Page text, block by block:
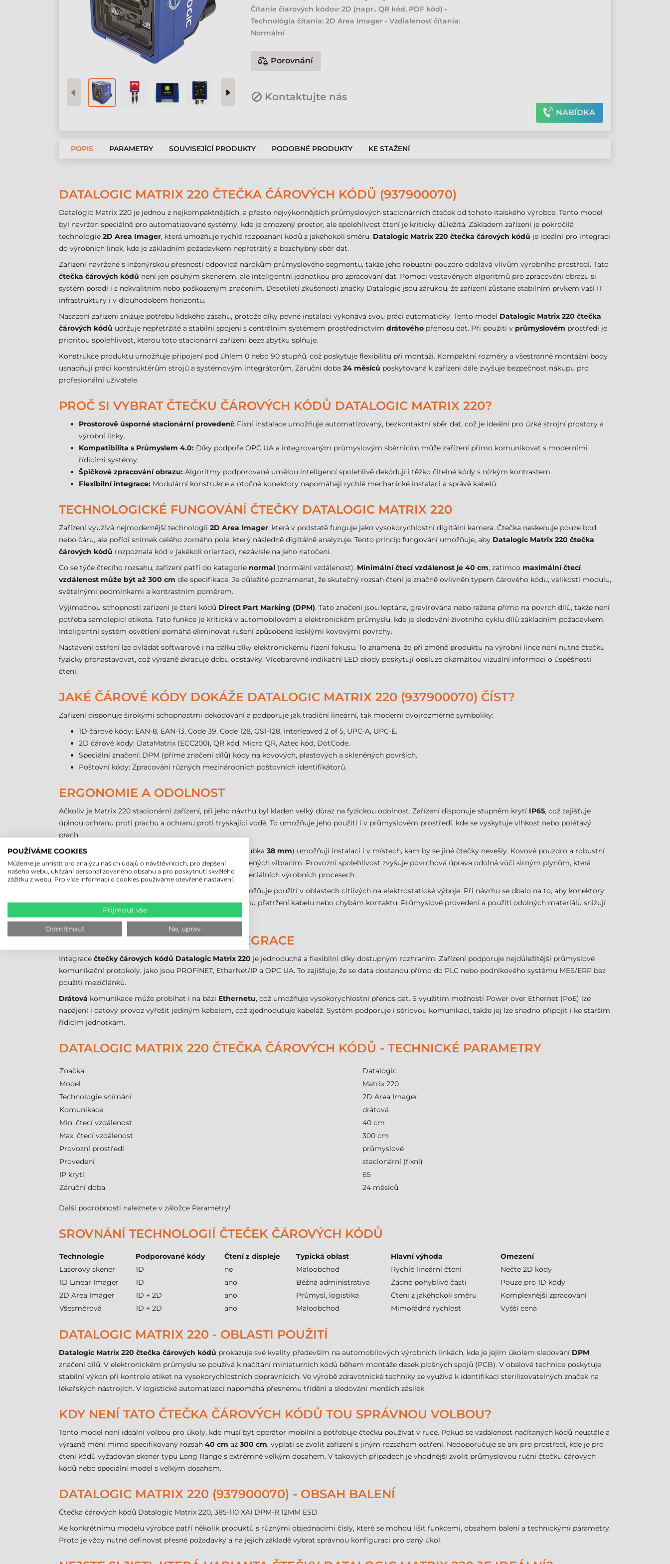
Čítanie čiarových kódov: 2D (napr.. QR kód, PDF kód) •
Technológia čítania: 2D Area Imager • Vzdialenosť čítania:
Normální
Porovnání
Kontaktujte nás
NABÍDKA
POPIS PARAMETRY SOUVISEJÍCÍ PRODUKTY PODOBNÉ PRODUKTY KE STAŽENÍ
DATALOGIC MATRIX 220 ČTEČKA ČÁROVÝCH KÓDŮ (937900070)
Datalogic Matrix 220 je jednou z nejkompaktnějších, a přesto nejvýkonnějších průmyslových stacionárních čteček od tohoto italského výrobce. Tento model
byl navržen speciálně pro automatizované systémy, kde je omezený prostor, ale spolehlivost čtení je kriticky důležitá. Základem zařízení je pokročilá
technologie 2D Area Imager, která umožňuje rychlé rozpoznání kódů z jakéhokoli směru. Datalogic Matrix 220 čtečka čárových kódů je ideální pro integraci
do výrobních linek, kde je základním požadavkem nepřetržitý a bezchybný sběr dat.
Zařízení navržené s inženýrskou přesností odpovídá nárokům průmyslového segmentu, takže jeho robustní pouzdro odolává vlivům výrobního prostředí. Tato
čtečka čárových kódů není jen pouhým skenerem, ale inteligentní jednotkou pro zpracování dat. Pomocí vestavěných algoritmů pro zpracování obrazu si
systém poradí i s nekvalitním nebo poškozeným značením. Desetiletí zkušeností značky Datalogic jsou zárukou, že zařízení zůstane stabilním prvkem vaší IT
infrastruktury i v dlouhodobém horizontu.
Nasazení zařízení snižuje potřebu lidského zásahu, protože díky pevné instalaci vykonává svou práci automaticky. Tento model Datalogic Matrix 220 čtečka
čárových kódů udržuje nepřetržité a stabilní spojení s centrálním systémem prostřednictvím drátového přenosu dat. Při použití v průmyslovém prostředí je
prioritou spolehlivost, kterou toto stacionární zařízení beze zbytku splňuje.
Konstrukce produktu umožňuje připojení pod úhlem 0 nebo 90 stupňů, což poskytuje flexibilitu při montáži. Kompaktní rozměry a všestranné montážní body
usnadňují práci konstruktérům strojů a systémovým integrátorům. Záruční doba 24 měsíců poskytovaná k zařízení dále zvyšuje bezpečnost nákupu pro
profesionální uživatele.
PROČ SI VYBRAT ČTEČKU ČÁROVÝCH KÓDŮ DATALOGIC MATRIX 220?
Prostorově úsporné stacionární provedení: Fixní instalace umožňuje automatizovaný, bezkontaktní sběr dat, což je ideální pro úzké strojní prostory a
výrobní linky.
Kompatibilita s Průmyslem 4.0: Díky podpoře OPC UA a integrovaným průmyslovým sběrnicím může zařízení přímo komunikovat s moderními
řídicími systémy.
Špičkové zpracování obrazu: Algoritmy podporované umělou inteligencí spolehlivě dekódují i těžko čitelné kódy s nízkým kontrastem.
Flexibilní integrace: Modulární konstrukce a otočné konektory napomáhají rychlé mechanické instalaci a správě kabelů.
TECHNOLOGICKÉ FUNGOVÁNÍ ČTEČKY DATALOGIC MATRIX 220
Zařízení využívá nejmodernější technologii 2D Area Imager, která v podstatě funguje jako vysokorychlostní digitální kamera. Čtečka neskenuje pouze bod
nebo čáru, ale pořídí snímek celého zorného pole, který následně digitálně analyzuje. Tento princip fungování umožňuje, aby Datalogic Matrix 220 čtečka
čárových kódů rozpoznala kód v jakékoli orientaci, nezávisle na jeho natočení.
Co se týče čtecího rozsahu, zařízení patří do kategorie normal (normální vzdálenost). Minimální čtecí vzdálenost je 40 cm, zatímco maximální čtecí
vzdálenost může být až 300 cm dle specifikace. Je důležité poznamenat, že skutečný rozsah čtení je značně ovlivněn typem čárového kódu, velikostí modulu,
světelnými podmínkami a kontrastním poměrem.
Výjimečnou schopností zařízení je čtení kódů Direct Part Marking (DPM). Tato značení jsou leptána, gravírována nebo ražena přímo na povrch dílů, takže není
potřeba samolepicí etiketa. Tato funkce je kritická v automobilovém a elektronickém průmyslu, kde je sledování životního cyklu dílů základním požadavkem.
Inteligentní systém osvětlení pomáhá eliminovat rušení způsobené lesklými kovovými povrchy.
Nastavení ostření lze ovládat softwarově i na dálku díky elektronickému řízení fokusu. To znamená, že při změně produktu na výrobní lince není nutné čtečku
fyzicky přenastavovat, což výrazně zkracuje dobu odstávky. Vícebarevné indikační LED diody poskytují obsluze okamžitou vizuální informaci o úspěšnosti
čtení.
JAKÉ ČÁROVÉ KÓDY DOKÁŽE DATALOGIC MATRIX 220 (937900070) ČÍST?
Zařízení disponuje širokými schopnostmi dekódování a podporuje jak tradiční lineární, tak moderní dvojrozměrné symboliky:
1D čárové kódy: EAN-8, EAN-13, Code 39, Code 128, GS1-128, Interleaved 2 of 5, UPC-A, UPC-E.
2D čárové kódy: DataMatrix (ECC200), QR kód, Micro QR, Aztec kód, DotCode.
Speciální značení: DPM (přímé značení dílů) kódy na kovových, plastových a skleněných površích.
Poštovní kódy: Zpracování různých mezinárodních poštovních identifikátorů.
ERGONOMIE A ODOLNOST
Ačkoliv je Matrix 220 stacionární zařízení, při jeho návrhu byl kladen velký důraz na fyzickou odolnost. Zařízení disponuje stupněm krytí IP65, což zajišťuje
úplnou ochranu proti prachu a ochranu proti tryskající vodě. To umožňuje jeho použití i v průmyslovém prostředí, kde se vyskytuje vlhkost nebo polétavý
prach.
Kompaktní rozměry (šířka
a hloubka 38 mm) umožňují instalaci i v místech, kam by se jiné čtečky nevešly. Kovové pouzdro a robustní
konstrukce zajišťují dlouhou životnost i u strojů vystavených vibracím. Provozní spolehlivost zvyšuje povrchová úprava odolná vůči sirným plynům, která
poskytuje ochranu v chemickém průmyslu nebo při speciálních výrobních procesech.
Modulární příslušenství, jako je například ESD kryt, umožňuje použití v oblastech citlivých na elektrostatické výboje. Při návrhu se dbalo na to, aby konektory
byly stabilně upevnitelné, čímž se předchází náhodnému přetržení kabelu nebo chybám kontaktu. Průmyslové provedení a použití odolných materiálů snižují
nároky na údržbu a riziko odstávek.
PŘIPOJENÍ A SYSTÉMOVÁ INTEGRACE
Integrace čtečky čárových kódů Datalogic Matrix 220 je jednoduchá a flexibilní díky dostupným rozhraním. Zařízení podporuje nejdůležitější průmyslové
komunikační protokoly, jako jsou PROFINET, EtherNet/IP a OPC UA. To zajišťuje, že se data dostanou přímo do PLC nebo podnikového systému MES/ERP bez
použití mezičlánků.
Drátová komunikace může probíhat i na bázi Ethernetu, což umožňuje vysokorychlostní přenos dat. S využitím možnosti Power over Ethernet (PoE) lze
napájení i datový provoz vyřešit jediným kabelem, což zjednodušuje kabeláž. Systém podporuje i sériovou komunikaci, takže jej lze snadno připojit i ke starším
řídicím jednotkám.
DATALOGIC MATRIX 220 ČTEČKA ČÁROVÝCH KÓDŮ - TECHNICKÉ PARAMETRY
Značka
Datalogic
Model
Matrix 220
Technologie snímání
2D Area Imager
Komunikace
drátová
Min. čtecí vzdálenost
40 cm
Max. čtecí vzdálenost
300 cm
Provozní prostředí
průmyslové
Provedení
stacionární (fixní)
IP krytí
65
Záruční doba
24 měsíců
Další podrobnosti naleznete v záložce Parametry!
SROVNÁNÍ TECHNOLOGIÍ ČTEČEK ČÁROVÝCH KÓDŮ
Technologie Podporované kódy Čtení z displeje Typická oblast Hlavní výhoda
Omezení
Laserový skener
1D ne Maloobchod Rychlé lineární čtení
Nečte 2D kódy
1D Linear Imager
1D ano Běžná administrativa Žádné pohyblivé části
Pouze pro 1D kódy
2D Area Imager
1D + 2D ano Průmysl, logistika Čtení z jakéhokoli směru
Komplexnější zpracování
Všesměrová
1D + 2D ano Maloobchod Mimořádná rychlost Vyšší cena
DATALOGIC MATRIX 220 - OBLASTI POUŽITÍ
Datalogic Matrix 220 čtečka čárových kódů prokazuje své kvality především na automobilových výrobních linkách, kde je jejím úkolem sledování DPM
značení dílů. V elektronickém průmyslu se používá k načítání miniaturních kódů během montáže desek plošných spojů (PCB). V obalové technice poskytuje
stabilní výkon při kontrole etiket na vysokorychlostních dopravnících. Ve výrobě zdravotnické techniky se využívá k identifikaci sterilizovatelných značek na
lékařských nástrojích. V logistické automatizaci napomáhá přesnému třídění a sledování menších zásilek.
KDY NENÍ TATO ČTEČKA ČÁROVÝCH KÓDŮ TOU SPRÁVNOU VOLBOU?
Tento model není ideální volbou pro úkoly, kde musí být operátor mobilní a potřebuje čtečku používat v ruce. Pokud se vzdálenost načítaných kódů neustále a
výrazně mění mimo specifikovaný rozsah 40 cm až 300 cm, vyplatí se zvolit zařízení s jiným rozsahem ostření. Nedoporučuje se ani pro prostředí, kde je pro
čtení kódů vyžadován skener typu Long Range s extrémně velkým dosahem. V takových případech je vhodnější zvolit průmyslovou ruční čtečku čárových
kódů nebo speciální model s velkým dosahem.
DATALOGIC MATRIX 220 (937900070) - OBSAH BALENÍ
Čtečka čárových kódů Datalogic Matrix 220, 385-110 XAI DPM-R 12MM ESD
Ke konkrétnímu modelu výrobce patří několik produktů s různými objednacími čísly, které se mohou lišit funkcemi, obsahem balení a technickými parametry.
Proto je vždy nutné definovat přesné požadavky a na jejich základě vybrat správnou konfiguraci pro daný úkol.
POUŽÍVÁME COOKIES
Můžeme je umístit pro analýzu našich údajů o návštěvnících, pro zlepšení
našeho webu, ukázání personalizovaného obsahu a pro poskytnutí skvělého
zážitku z webu. Pro více informací o cookies používáme otevřené nastavení.
Přijmout vše
Odmítnout Ne, uprav